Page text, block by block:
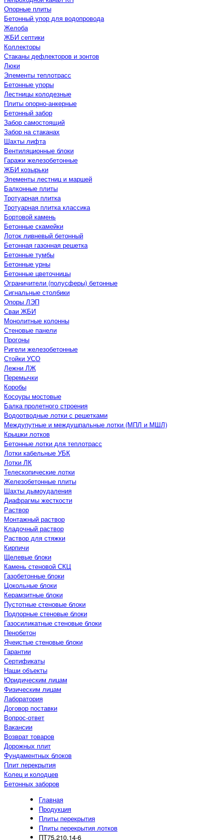
Опорные плиты
Бетонный упор для водопровода
Желоба
ЖБИ септики
Коллекторы
Стаканы дефлекторов и зонтов
Люки
Элементы теплотрасс
Бетонные упоры
Лестницы колодезные
Плиты опорно-анкерные
Бетонный забор
Забор самостоящий
Забор на стаканах
Шахты лифта
Вентиляционные блоки
Гаражи железобетонные
ЖБИ козырьки
Элементы лестниц и маршей
Балконные плиты
Тротуарная плитка
Тротуарная плитка классика
Бортовой камень
Бетонные скамейки
Лоток ливневый бетонный
Бетонная газонная решетка
Бетонные тумбы
Бетонные урны
Бетонные цветочницы
Ограничители (полусферы) бетонные
Сигнальные столбики
Опоры ЛЭП
Сваи ЖБИ
Монолитные колонны
Стеновые панели
Прогоны
Ригели железобетонные
Стойки УСО
Лежни ЛЖ
Перемычки
Коробы
Косоуры мостовые
Балка пролетного строения
Водоотводные лотки с решетками
Междупутные и междушпальные лотки (МПЛ и МШЛ)
Крышки лотков
Бетонные лотки для теплотрасс
Лотки кабельные УБК
Лотки ЛК
Телескопические лотки
Железобетонные плиты
Шахты дымоудаления
Диафрагмы жесткости
Раствор
Монтажный раствор
Кладочный раствор
Раствор для стяжки
Кирпичи
Щелевые блоки
Камень стеновой СКЦ
Газобетонные блоки
Цокольные блоки
Керамзитные блоки
Пустотные стеновые блоки
Подпорные стеновые блоки
Газосиликатные стеновые блоки
Пенобетон
Ячеистые стеновые блоки
Гарантии
Сертификаты
Наши объекты
Юридическим лицам
Физическим лицам
Лаборатория
Договор поставки
Вопрос-ответ
Вакансии
Возврат товаров
Дорожных плит
Фундаментных блоков
Плит перекрытия
Колец и колодцев
Бетонных заборов
Главная
Продукция
Плиты перекрытия
Плиты перекрытия лотков
ПТ75.210.14-6